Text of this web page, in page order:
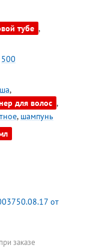
тубе ,
500
,
для волос ,
, шампунь
от
заказе